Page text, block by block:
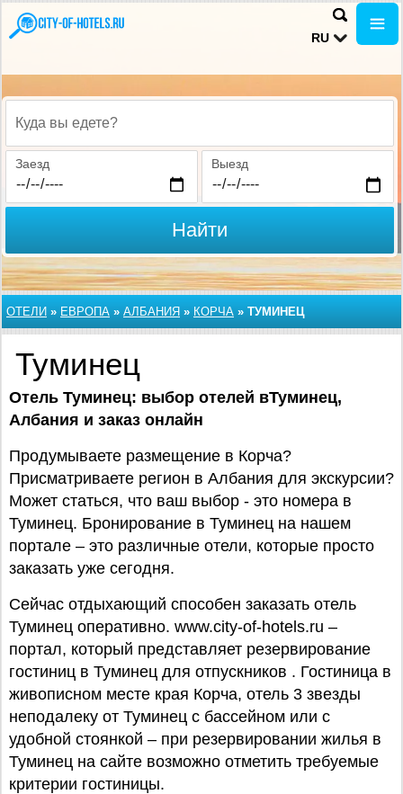
RU
Куда вы едете?
Заезд Выезд
Найти
ОТЕЛИ » ЕВРОПА » АЛБАНИЯ » КОРЧА » ТУМИНЕЦ
Туминец
Отель Туминец: выбор отелей вТуминец,
Албания и заказ онлайн
Продумываете размещение в Корча?
Присматриваете регион в Албания для экскурсии?
Может статься, что ваш выбор - это номера в
Туминец. Бронирование в Туминец на нашем
портале – это различные отели, которые просто
заказать уже сегодня.
Сейчас отдыхающий способен заказать отель
Туминец оперативно. www.city-of-hotels.ru –
портал, который представляет резервирование
гостиниц в Туминец для отпускников . Гостиница в
живописном месте края Корча, отель 3 звезды
неподалеку от Туминец с бассейном или с
удобной стоянкой – при резервировании жилья в
Туминец на сайте возможно отметить требуемые
критерии гостиницы.